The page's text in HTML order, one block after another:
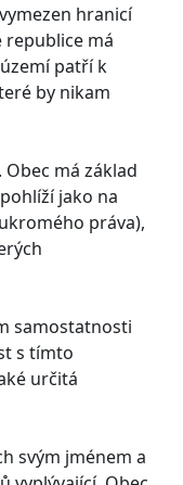
hranicí
republice má
patří k
by nikam
má základ
jako na
práva),
samostatnosti
s tímto
určitá
svým jménem a